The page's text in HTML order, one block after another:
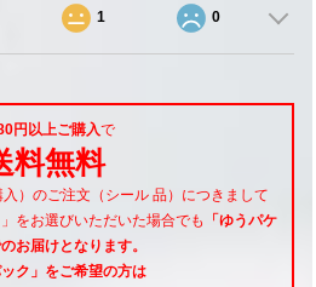
1 0
円以上ご購入で
料無料
）のご注文（シール 品）につきまして
をお選びいただいた場合でも
「ゆうパケ
お届けとなります。
ック」をご希望の方は